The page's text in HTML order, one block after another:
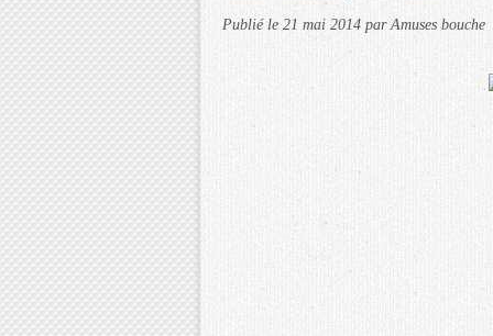
Publié le 21 mai 2014 par Amuses bouche